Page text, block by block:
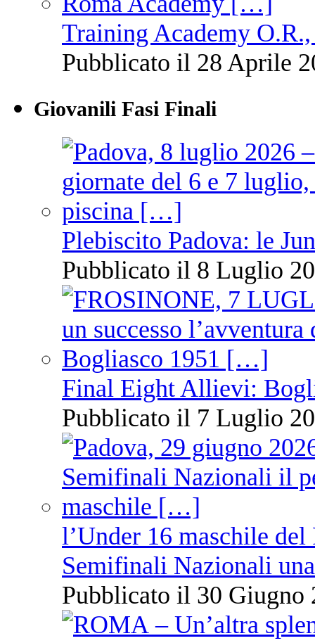
Training Academy
Pubblicato il 28 Aprile
Giovanili Fasi Finali
Plebiscito Padova: le
Pubblicato il 8 Luglio
Final Eight Allievi:
Pubblicato il 7 Luglio
l’Under 16 maschile
Semifinali Nazionali
Pubblicato il 30 Giugno